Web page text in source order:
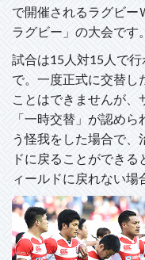
で開催されるラグビー
ラグビー」の大会です。
試合は15人対15人で
で。一度正式に交替し
ことはできませんが、
「一時交替」が認め
う怪我をした場合で
ドに戻ることができ
ィールドに戻れない場